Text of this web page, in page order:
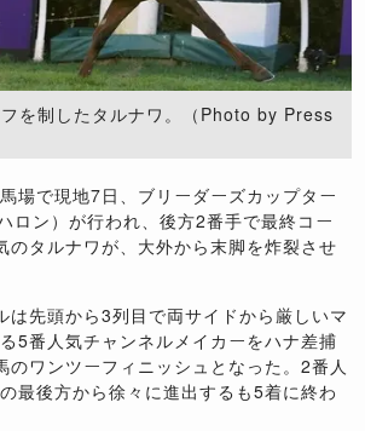
を制したタルナワ。（Photo by Press
場で現地7日、ブリーダーズカップター
ロン）が行われ、後方2番手で最終コー
のタルナワが、大外から末脚を炸裂させ
先頭から3列目で両サイドから厳しいマ
5番人気チャンネルメイカーをハナ差捕
のワンツーフィニッシュとなった。2番人
最後方から徐々に進出するも5着に終わ